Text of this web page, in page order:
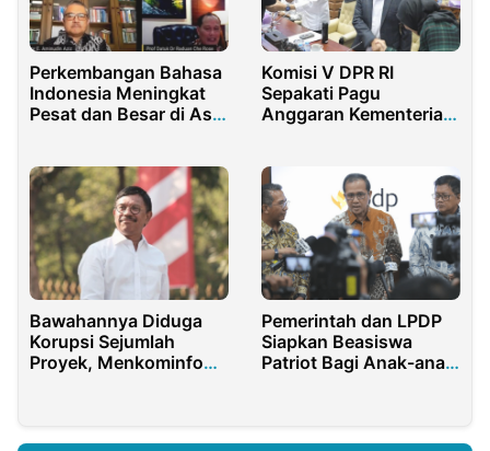
Perkembangan Bahasa
Indonesia Meningkat
Pesat dan Besar di Asia
Komisi V DPR RI
Sepakati Pagu
Anggaran Kementerian
Bawahannya Diduga
Korupsi Sejumlah
Proyek, Menkominfo
Pemerintah dan LPDP
Siapkan Beasiswa
Patriot Bagi Anak-anak